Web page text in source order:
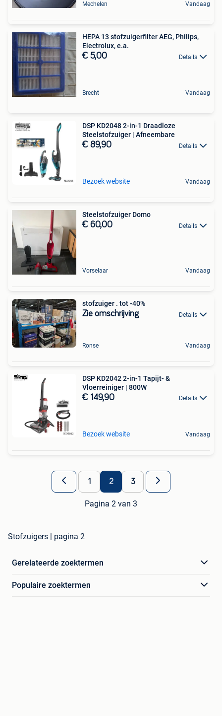
Mechelen Vandaag
HEPA 13 stofzuigerfilter AEG, Philips,
Electrolux, e.a.
€ 5,00 Details
Brecht Vandaag
DSP KD2048 2-in-1 Draadloze
Steelstofzuiger | Afneembare
€ 89,90 Details
Bezoek website Vandaag
Steelstofzuiger Domo
€ 60,00 Details
Vorselaar Vandaag
stofzuiger . tot -40%
Zie omschrijving Details
Ronse Vandaag
DSP KD2042 2-in-1 Tapijt- &
Vloerreiniger | 800W
€ 149,90 Details
Bezoek website Vandaag
1 2 3
Pagina 2 van 3
Stofzuigers | pagina 2
Gerelateerde zoektermen
Populaire zoektermen